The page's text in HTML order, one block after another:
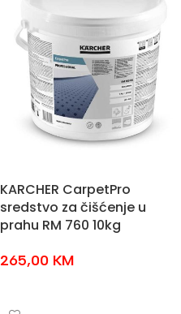
KARCHER CarpetPro
sredstvo za čišćenje u
prahu RM 760 10kg
265,00 KM